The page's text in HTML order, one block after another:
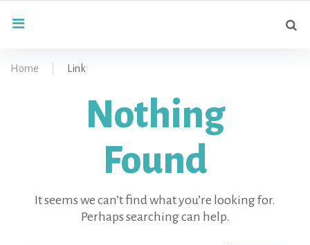
Home Link
Nothing
Found
It seems we can’t find what you’re looking for.
Perhaps searching can help.